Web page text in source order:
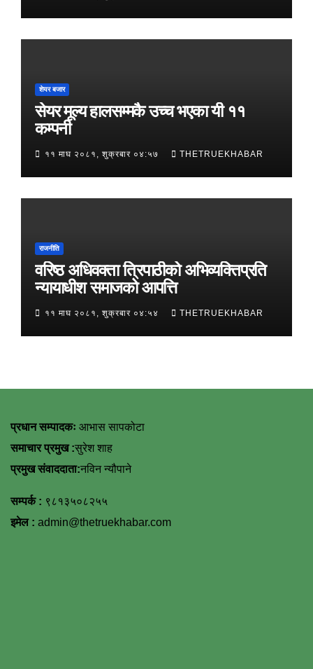
शेयर बजार
सेयर मूल्य हालसम्मकै उच्च भएका यी ११
कम्पनी
११ माघ २०८१, शुक्रबार ०४:५७ THETRUEKHABAR
राजनीति
वरिष्ठ अधिवक्ता त्रिपाठीको अभिव्यक्तिप्रति
न्यायाधीश समाजको आपत्ति
११ माघ २०८१, शुक्रबार ०४:५४ THETRUEKHABAR
प्रधान सम्पादकः आभास सापकोटा
समाचार प्रमुख :सुरेश शाह
प्रमुख संवाददाता:नविन न्यौपाने
सम्पर्क : ९८१३५०८२५५
इमेल : admin@thetruekhabar.com